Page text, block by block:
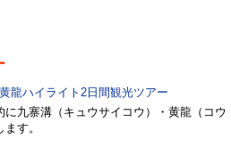
龍ハイライト2日間観光ツアー
に九寨溝（キュウサイコウ）・黄龍（コウ
す。